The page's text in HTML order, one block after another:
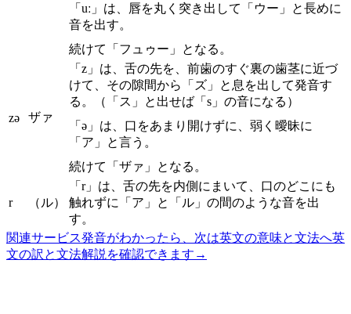
「uː」は、唇を丸く突き出して「ウー」と長めに
音を出す。
続けて「フュゥー」となる。
zə ザァ
「z」は、舌の先を、前歯のすぐ裏の歯茎に近づ
けて、その隙間から「ズ」と息を出して発音す
る。（「ス」と出せば「s」の音になる）
「ə」は、口をあまり開けずに、弱く曖昧に
「ア」と言う。
続けて「ザァ」となる。
r （ル）
「r」は、舌の先を内側にまいて、口のどこにも
触れずに「ア」と「ル」の間のような音を出
す。
関連サービス発音がわかったら、次は英文の意味と文法へ英
文の訳と文法解説を確認できます →